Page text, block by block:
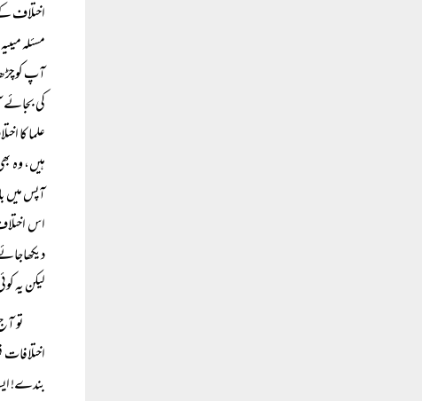
اختلاف
مسئلہ
آپ کو
کی
علما کا
ہیں، وہ
آپس میں
اس
لیکن یہ
تو
بندے!